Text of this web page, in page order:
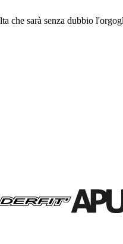
che sarà senza dubbio